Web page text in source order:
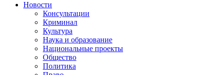
Новости
Консультации
Криминал
Культура
Наука и образование
Национальные проекты
Общество
Политика